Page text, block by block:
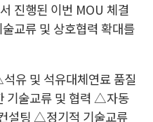
진행된 이번 MOU 체결
교류 및 상호협력 확대를
유 및 석유대체연료 품질
기술교류 및 협력 △자동
설팅 △정기적 기술교류